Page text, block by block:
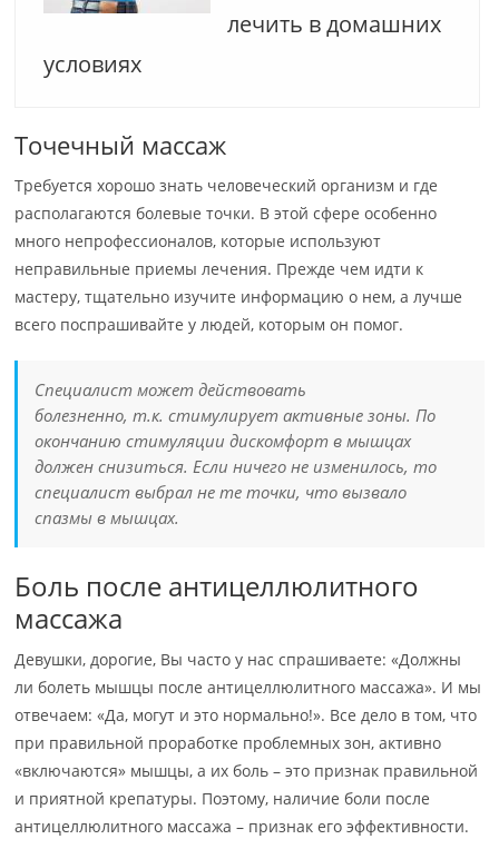
лечить в домашних
условиях
Точечный массаж
Требуется хорошо знать человеческий организм и где
располагаются болевые точки. В этой сфере особенно
много непрофессионалов, которые используют
неправильные приемы лечения. Прежде чем идти к
мастеру, тщательно изучите информацию о нем, а лучше
всего поспрашивайте у людей, которым он помог.
Специалист может действовать
болезненно, т.к. стимулирует активные зоны. По
окончанию стимуляции дискомфорт в мышцах
должен снизиться. Если ничего не изменилось, то
специалист выбрал не те точки, что вызвало
спазмы в мышцах.
Боль после антицеллюлитного
массажа
Девушки, дорогие, Вы часто у нас спрашиваете: «Должны
ли болеть мышцы после антицеллюлитного массажа». И мы
отвечаем: «Да, могут и это нормально!». Все дело в том, что
при правильной проработке проблемных зон, активно
«включаются» мышцы, а их боль – это признак правильной
и приятной крепатуры. Поэтому, наличие боли после
антицеллюлитного массажа – признак его эффективности.